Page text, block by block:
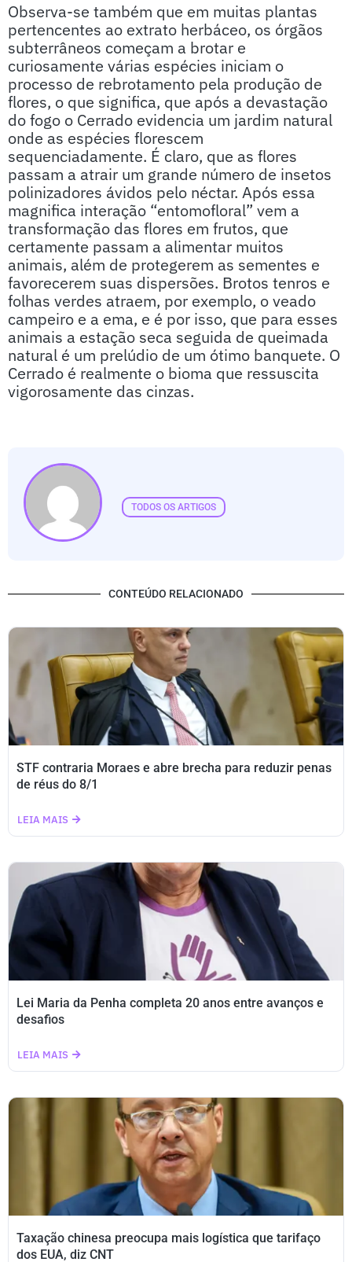
Observa-se também que em muitas plantas
pertencentes ao extrato herbáceo, os órgãos
subterrâneos começam a brotar e
curiosamente várias espécies iniciam o
processo de rebrotamento pela produção de
flores, o que significa, que após a devastação
do fogo o Cerrado evidencia um jardim natural
onde as espécies florescem
sequenciadamente. É claro, que as flores
passam a atrair um grande número de insetos
polinizadores ávidos pelo néctar. Após essa
magnifica interação “entomofloral” vem a
transformação das flores em frutos, que
certamente passam a alimentar muitos
animais, além de protegerem as sementes e
favorecerem suas dispersões. Brotos tenros e
folhas verdes atraem, por exemplo, o veado
campeiro e a ema, e é por isso, que para esses
animais a estação seca seguida de queimada
natural é um prelúdio de um ótimo banquete. O
Cerrado é realmente o bioma que ressuscita
vigorosamente das cinzas.
TODOS OS ARTIGOS
CONTEÚDO RELACIONADO
STF contraria Moraes e abre brecha para reduzir penas
de réus do 8/1
LEIA MAIS
Lei Maria da Penha completa 20 anos entre avanços e
desafios
LEIA MAIS
Taxação chinesa preocupa mais logística que tarifaço
dos EUA, diz CNT